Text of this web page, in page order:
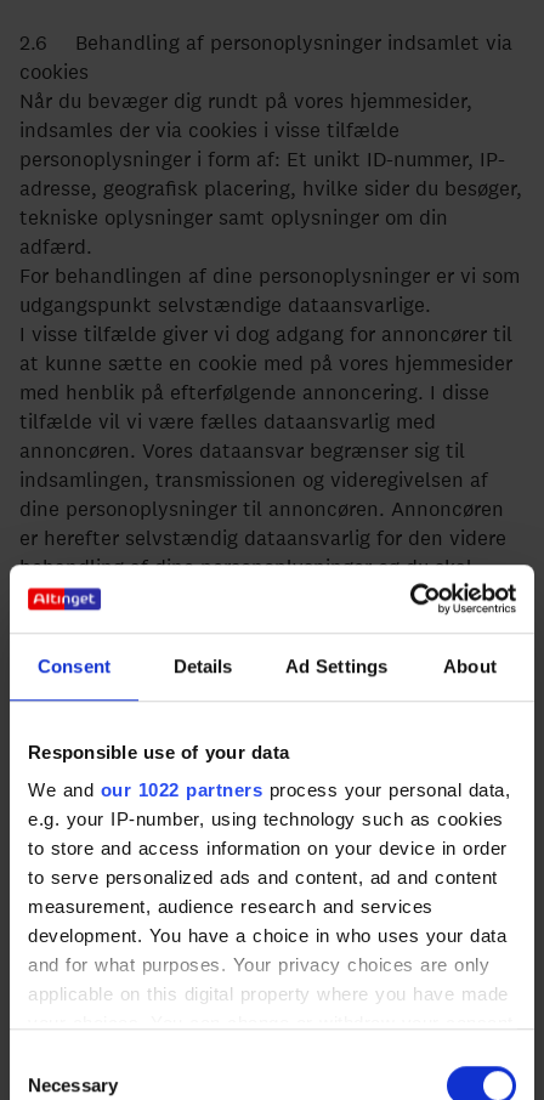
Consent Details Ad Settings About
Responsible use of your data
We and our 1022 partners process your personal data,
e.g. your IP-number, using technology such as cookies
to store and access information on your device in order
to serve personalized ads and content, ad and content
measurement, audience research and services
development. You have a choice in who uses your data
and for what purposes. Your privacy choices are only
applicable on this digital property where you have made
the Privacy trigger icon.
Selection
Necessary
2.6 Behandling af personoplysninger indsamlet via
cookies
Når du bevæger dig rundt på vores hjemmesider,
indsamles der via cookies i visse tilfælde
personoplysninger i form af: Et unikt ID-nummer, IP-
adresse, geografisk placering, hvilke sider du besøger,
tekniske oplysninger samt oplysninger om din
adfærd.
For behandlingen af dine personoplysninger er vi som
udgangspunkt selvstændige dataansvarlige.
I visse tilfælde giver vi dog adgang for annoncører til
at kunne sætte en cookie med på vores hjemmesider
med henblik på efterfølgende annoncering. I disse
tilfælde vil vi være fælles dataansvarlig med
annoncøren. Vores dataansvar begrænser sig til
indsamlingen, transmissionen og videregivelsen af
dine personoplysninger til annoncøren. Annoncøren
er herefter selvstændig dataansvarlig for den videre
behandling af dine personoplysninger og du skal
derfor kontakte annoncøren direkte, hvis du har
Behandlingen af personoplysninger i forhold til
statistiske- og funktionscookies sker som følge af
bedste mulige oplevelse og services jf.
Behandlingen af personoplysninger i forhold til
markedsføringscookies, herunder på baggrund af dine
præferencer, sker på baggrund af dit forudgående
samtykke jf. databeskyttelsesforordningens artikel 6,
stk. 1, litra a. Videregivelsen til annoncører og andre
tredjeparter med henblik på markedsføring sker også
på baggrund af dit forudgående samtykke jf.
databeskyttelsesforordningens artikel 6, stk. 1, litra
a. Samtykket indhentes via vores pop-op vindue for
Vi indhenter derudover altid tilladelse